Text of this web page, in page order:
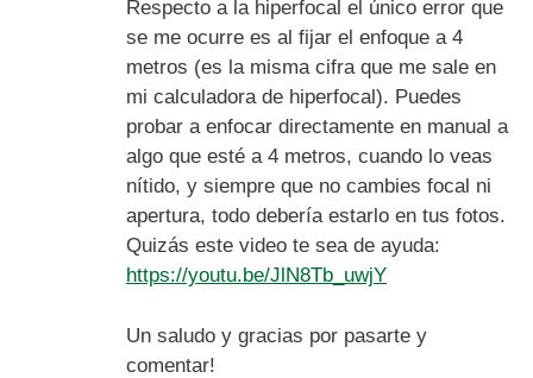
Respecto a la hiperfocal el único error que
se me ocurre es al fijar el enfoque a 4
metros (es la misma cifra que me sale en
mi calculadora de hiperfocal). Puedes
probar a enfocar directamente en manual a
algo que esté a 4 metros, cuando lo veas
nítido, y siempre que no cambies focal ni
apertura, todo debería estarlo en tus fotos.
Quizás este video te sea de ayuda:
https://youtu.be/JlN8Tb_uwjY
Un saludo y gracias por pasarte y
comentar!